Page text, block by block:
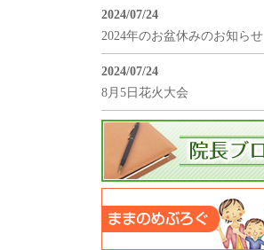
2024/07/24
2024年のお盆休みのお知らせ
2024/07/24
8月5日花火大会